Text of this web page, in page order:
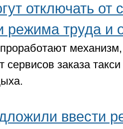
отключать от
режима труда и
сервисов заказа
ввести